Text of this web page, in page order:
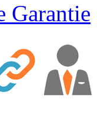
Garantie